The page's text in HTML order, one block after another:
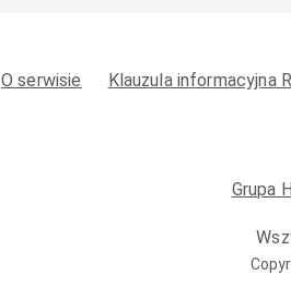
O serwisie Klauzula informacyjna
Grupa